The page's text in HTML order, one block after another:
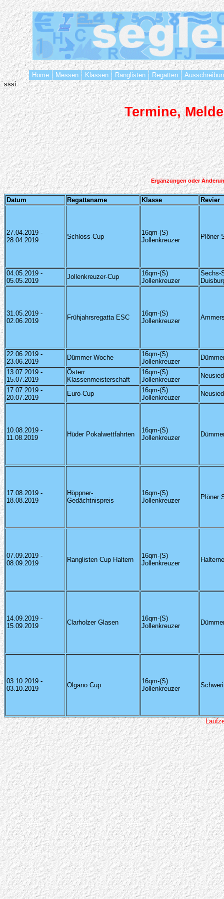
Home Messen Klassen Ranglisten Regatten
sssi
Termine,
Ergänzungen oder
Datum Regattaname Klasse Revier
27.04.2019 -
28.04.2019
Schloss-Cup
16qm-(S)
Jollenkreuzer
Plöner
04.05.2019 -
05.05.2019
Jollenkreuzer-Cup
16qm-(S)
Jollenkreuzer
Sechs-
31.05.2019 -
02.06.2019
Frühjahrsregatta ESC
16qm-(S)
Jollenkreuzer
22.06.2019 -
23.06.2019
Dümmer Woche
16qm-(S)
Jollenkreuzer
13.07.2019 -
15.07.2019
Österr.
Klassenmeisterschaft
16qm-(S)
Jollenkreuzer
17.07.2019 -
20.07.2019
Euro-Cup
16qm-(S)
Jollenkreuzer
10.08.2019 -
11.08.2019
Hüder Pokalwettfahrten
16qm-(S)
Jollenkreuzer
17.08.2019 -
18.08.2019
Höppner-
Gedächtnispreis
16qm-(S)
Jollenkreuzer
Plöner
07.09.2019 -
08.09.2019
Ranglisten Cup Haltern
16qm-(S)
Jollenkreuzer
14.09.2019 -
15.09.2019
Clarholzer Glasen
16qm-(S)
Jollenkreuzer
03.10.2019 -
03.10.2019
Olgano Cup
16qm-(S)
Jollenkreuzer